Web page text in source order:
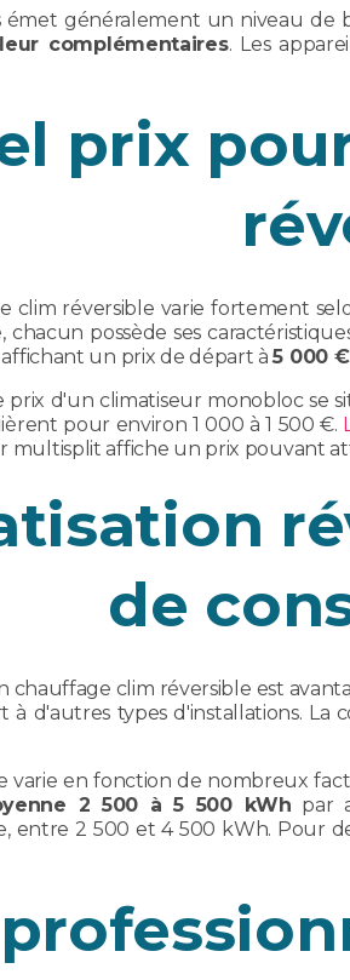
émet généralement un niveau de
complémentaires. Les
prix
clim réversible varie fortement
chacun possède ses
affichant un prix de départ à5 000
prix d'un climatiseur monobloc se
pour environ 1 000 à 1 500 €.
multisplit affiche un prix pouvant
de
chauffage clim réversible est
à d'autres types d'installations. La
varie en fonction de nombreux
2 500 à 5 500 kWh par
entre 2 500 et 4 500 kWh. Pour